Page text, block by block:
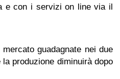
e con i servizi on line via il
guadagnate nei due
produzione diminuirà dopo